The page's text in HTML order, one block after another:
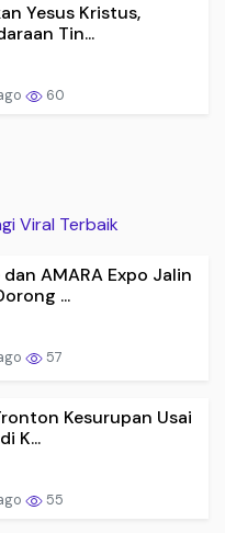
Yesus Kristus,
Tin...
60
Viral Terbaik
AMARA Expo Jalin
...
57
Kesurupan Usai
K...
55